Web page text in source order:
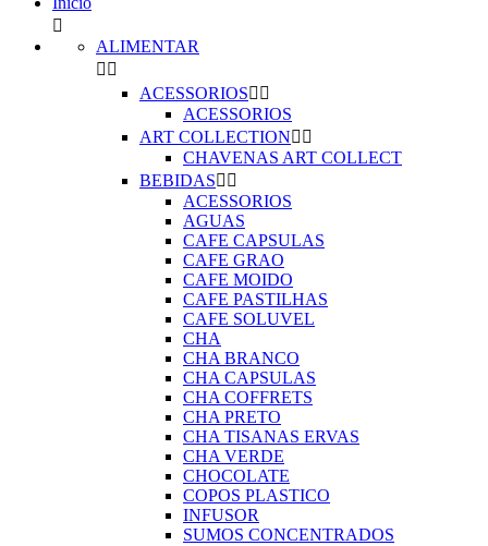

ALIMENTAR
 
ACESSORIOS 
ACESSORIOS
ART COLLECTION 
CHAVENAS ART COLLECT
BEBIDAS 
ACESSORIOS
AGUAS
CAFE CAPSULAS
CAFE GRAO
CAFE MOIDO
CAFE PASTILHAS
CAFE SOLUVEL
CHA
CHA BRANCO
CHA CAPSULAS
CHA COFFRETS
CHA PRETO
CHA TISANAS ERVAS
CHA VERDE
CHOCOLATE
COPOS PLASTICO
INFUSOR
SUMOS CONCENTRADOS